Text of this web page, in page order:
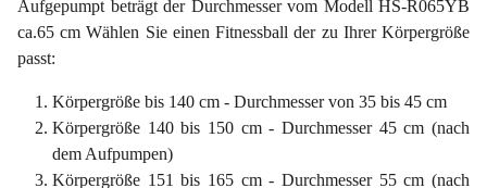
Aufgepumpt beträgt der Durchmesser vom Modell HS-R065YB
ca.65 cm Wählen Sie einen Fitnessball der zu Ihrer Körpergröße
passt:
Körpergröße bis 140 cm - Durchmesser von 35 bis 45 cm
Körpergröße 140 bis 150 cm - Durchmesser 45 cm (nach
dem Aufpumpen)
Körpergröße 151 bis 165 cm - Durchmesser 55 cm (nach